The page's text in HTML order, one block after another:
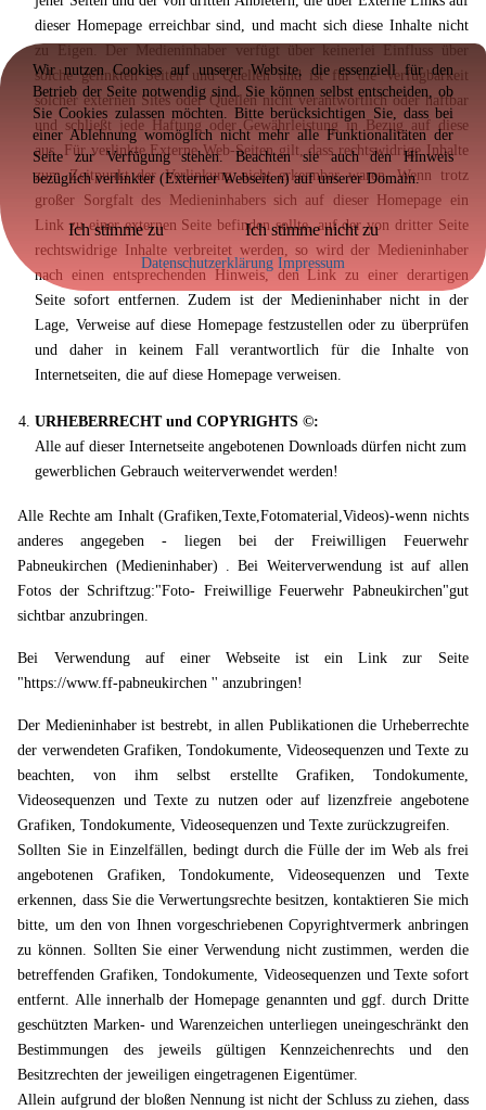
dieser Homepage erreichbar sind, und macht sich diese Inhalte nicht
zu Eigen. Der Medieninhaber verfügt über keinerlei Einfluss über
solche gelinkten Seiten und Quellen und ist für die Verfügbarkeit
solcher externen Sites oder Quellen nicht verantwortlich oder haftbar
und schließt jede Haftung oder Gewährleistung in Bezug auf diese
aus. Für verlinkte Externe Web-Seiten gilt, dass rechtswidrige Inhalte
zum Zeitpunkt der Verlinkung nicht erkennbar waren. Wenn trotz
großer Sorgfalt des Medieninhabers sich auf dieser Homepage ein
Link zu einer externen Seite befinden sollte, auf der von dritter Seite
rechtswidrige Inhalte verbreitet werden, so wird der Medieninhaber
nach einen entsprechenden Hinweis, den Link zu einer derartigen
Seite sofort entfernen. Zudem ist der Medieninhaber nicht in der
Lage, Verweise auf diese Homepage festzustellen oder zu überprüfen
und daher in keinem Fall verantwortlich für die Inhalte von
Internetseiten, die auf diese Homepage verweisen.
URHEBERRECHT und COPYRIGHTS ©:
Alle auf dieser Internetseite angebotenen Downloads dürfen nicht zum
gewerblichen Gebrauch weiterverwendet werden!
Alle Rechte am Inhalt (Grafiken,Texte,Fotomaterial,Videos)-wenn nichts
anderes angegeben - liegen bei der Freiwilligen Feuerwehr
Pabneukirchen (Medieninhaber) . Bei Weiterverwendung ist auf allen
Fotos der Schriftzug:"Foto- Freiwillige Feuerwehr Pabneukirchen"gut
sichtbar anzubringen.
Bei Verwendung auf einer Webseite ist ein Link zur Seite
"https://www.ff-pabneukirchen '' anzubringen!
Der Medieninhaber ist bestrebt, in allen Publikationen die Urheberrechte
der verwendeten Grafiken, Tondokumente, Videosequenzen und Texte zu
beachten, von ihm selbst erstellte Grafiken, Tondokumente,
Videosequenzen und Texte zu nutzen oder auf lizenzfreie angebotene
Grafiken, Tondokumente, Videosequenzen und Texte zurückzugreifen.
Sollten Sie in Einzelfällen, bedingt durch die Fülle der im Web als frei
angebotenen Grafiken, Tondokumente, Videosequenzen und Texte
erkennen, dass Sie die Verwertungsrechte besitzen, kontaktieren Sie mich
bitte, um den von Ihnen vorgeschriebenen Copyrightvermerk anbringen
zu können. Sollten Sie einer Verwendung nicht zustimmen, werden die
betreffenden Grafiken, Tondokumente, Videosequenzen und Texte sofort
entfernt. Alle innerhalb der Homepage genannten und ggf. durch Dritte
geschützten Marken- und Warenzeichen unterliegen uneingeschränkt den
Bestimmungen des jeweils gültigen Kennzeichenrechts und den
Besitzrechten der jeweiligen eingetragenen Eigentümer.
Allein aufgrund der bloßen Nennung ist nicht der Schluss zu ziehen, dass
Wir nutzen Cookies auf unserer Website, die essenziell für den
Betrieb der Seite notwendig sind. Sie können selbst entscheiden, ob
Sie Cookies zulassen möchten. Bitte berücksichtigen Sie, dass bei
einer Ablehnung womöglich nicht mehr alle Funktionalitäten der
Seite zur Verfügung stehen. Beachten sie auch den Hinweis
bezüglich verlinkter (Externer Webseiten) auf unserer Domain.
Ich stimme zu Ich stimme nicht zu
Datenschutzerklärung Impressum